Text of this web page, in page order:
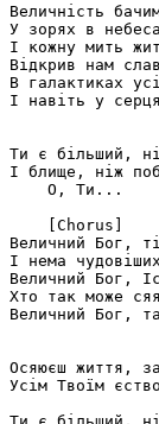
Величність
У зорях в
І кожну мить
Відкрив нам
В галактиках
І навіть у
Ти є більший,
І блище, ніж
    О, Ти...
    [Chorus]
Величний Бог,
І нема
Величний Бог,
Хто так може
Величний Бог,
Осяюєш життя,
Усім Твоїм